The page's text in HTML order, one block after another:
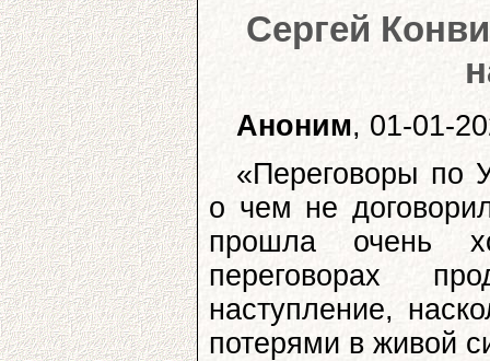
Сергей
Аноним, 01-01-
«Переговоры по
о чем не
прошла очень
переговорах
наступление,
потерями в живой